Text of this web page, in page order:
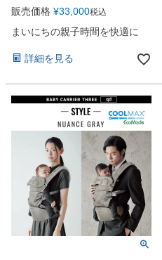
販売価格 ¥33,000税込
まいにちの親子時間を快適に
詳細を見る